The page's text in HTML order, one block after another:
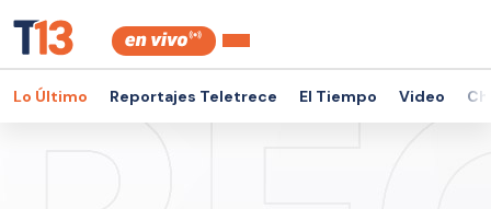
Lo Último Reportajes Teletrece El Tiempo Video